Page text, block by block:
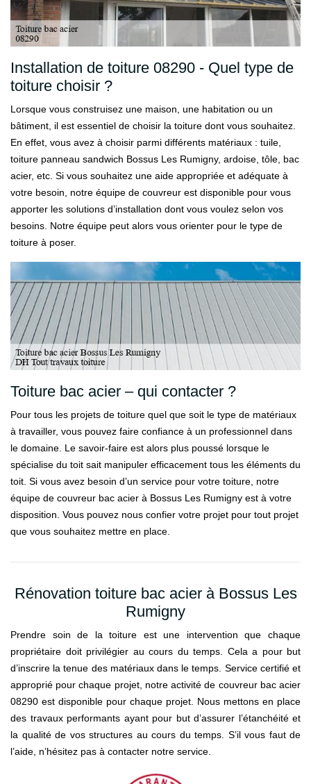
Installation de toiture 08290 - Quel type de
toiture choisir ?
Lorsque vous construisez une maison, une habitation ou un
bâtiment, il est essentiel de choisir la toiture dont vous souhaitez.
En effet, vous avez à choisir parmi différents matériaux : tuile,
toiture panneau sandwich Bossus Les Rumigny, ardoise, tôle, bac
acier, etc. Si vous souhaitez une aide appropriée et adéquate à
votre besoin, notre équipe de couvreur est disponible pour vous
apporter les solutions d’installation dont vous voulez selon vos
besoins. Notre équipe peut alors vous orienter pour le type de
toiture à poser.
Toiture bac acier – qui contacter ?
Pour tous les projets de toiture quel que soit le type de matériaux
à travailler, vous pouvez faire confiance à un professionnel dans
le domaine. Le savoir-faire est alors plus poussé lorsque le
spécialise du toit sait manipuler efficacement tous les éléments du
toit. Si vous avez besoin d’un service pour votre toiture, notre
équipe de couvreur bac acier à Bossus Les Rumigny est à votre
disposition. Vous pouvez nous confier votre projet pour tout projet
que vous souhaitez mettre en place.
Rénovation toiture bac acier à Bossus Les
Rumigny
Prendre soin de la toiture est une intervention que chaque
propriétaire doit privilégier au cours du temps. Cela a pour but
d’inscrire la tenue des matériaux dans le temps. Service certifié et
approprié pour chaque projet, notre activité de couvreur bac acier
08290 est disponible pour chaque projet. Nous mettons en place
des travaux performants ayant pour but d’assurer l’étanchéité et
la qualité de vos structures au cours du temps. S’il vous faut de
l’aide, n’hésitez pas à contacter notre service.